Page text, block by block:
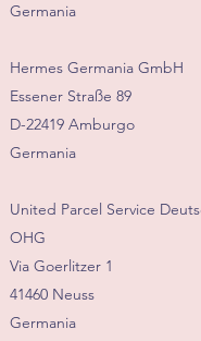
Germania
Hermes Germania GmbH
Essener Straße 89
D-22419 Amburgo
Germania
United Parcel Service
OHG
Via Goerlitzer 1
41460 Neuss
Germania